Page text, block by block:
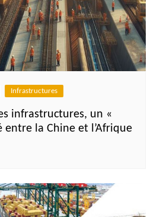
Infrastructures
infrastructures, un «
la Chine et l’Afrique